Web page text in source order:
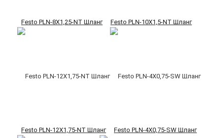
Festo PLN-8X1,25-NT Шланг Festo PLN-10X1,5-NT Шланг
Festo PLN-12X1,75-NT Шланг Festo PLN-4X0,75-SW Шланг